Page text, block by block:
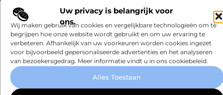
Uw privacy is belangrijk voor
ons.
Wij maken gebruik van cookies en vergelijkbare technologieën om te
begrijpen hoe onze website wordt gebruikt en om uw ervaring te
verbeteren. Afhankelijk van uw voorkeuren worden cookies ingezet
voor bijvoorbeeld gepersonaliseerde advertenties en het analyseren
van bezoekersgedrag. Meer informatie vindt u in ons cookiebeleid.
Alles Toestaan
een actief leven
Waarom Ermelo de perfecte plek is voor jouw
hoveniersvaardigheden
Hoe detachering bij woningcorporaties je carrière
kan transformeren